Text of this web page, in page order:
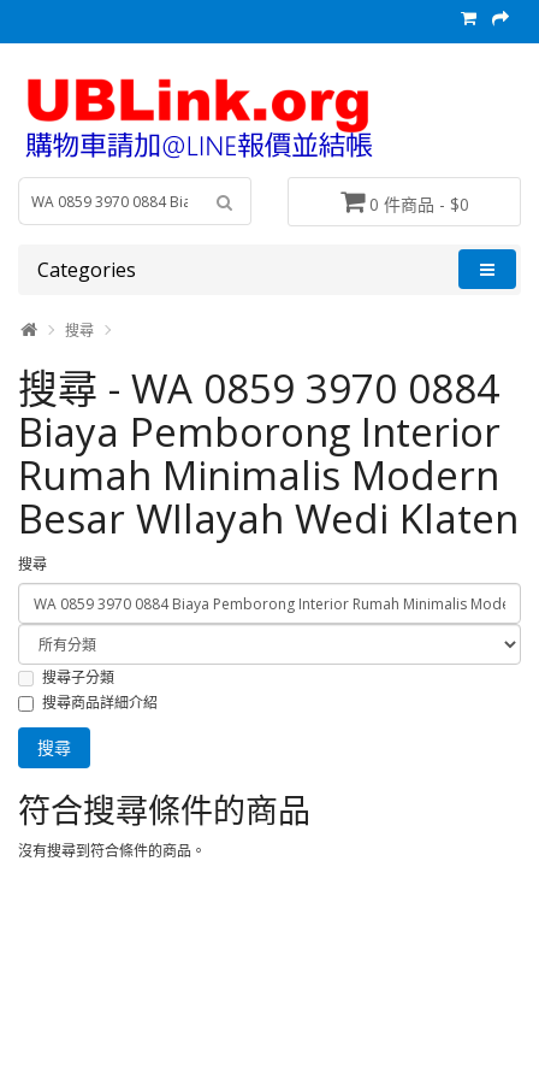
0 件商品 - $0
Categories
搜尋
搜尋 - WA 0859 3970 0884
Biaya Pemborong Interior
Rumah Minimalis Modern
Besar WIlayah Wedi Klaten
搜尋
搜尋子分類
搜尋商品詳細介紹
符合搜尋條件的商品
沒有搜尋到符合條件的商品。